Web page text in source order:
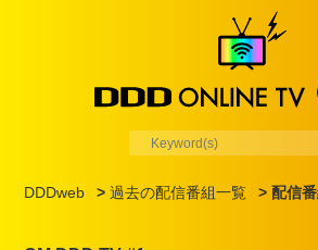
DDDweb >過去の配信番組一覧 > 配信番